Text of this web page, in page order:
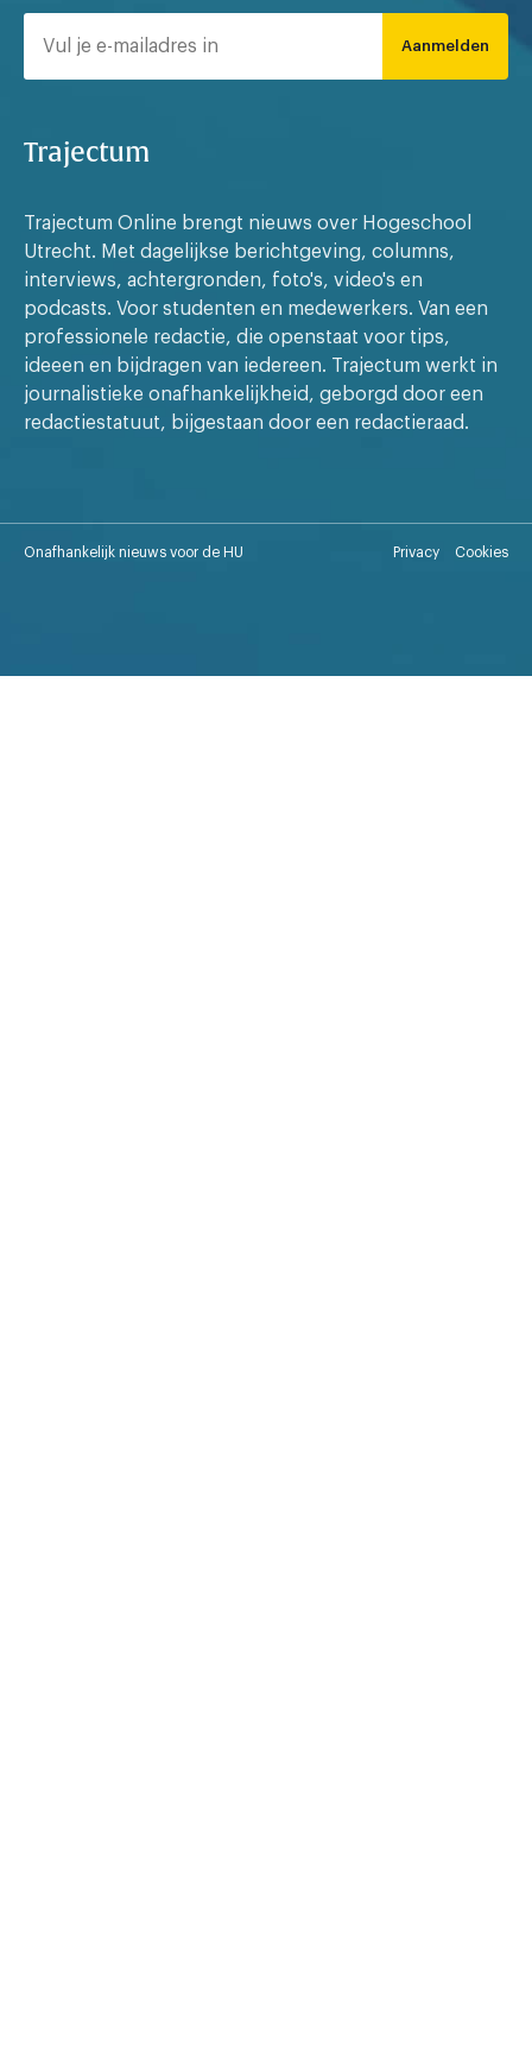
Aanmelden
Trajectum
Trajectum Online brengt nieuws over Hogeschool
Utrecht. Met dagelijkse berichtgeving, columns,
interviews, achtergronden, foto's, video's en
podcasts. Voor studenten en medewerkers. Van een
professionele redactie, die openstaat voor tips,
ideeen en bijdragen van iedereen. Trajectum werkt in
journalistieke onafhankelijkheid, geborgd door een
redactiestatuut, bijgestaan door een redactieraad.
Onafhankelijk nieuws voor de HU Privacy Cookies